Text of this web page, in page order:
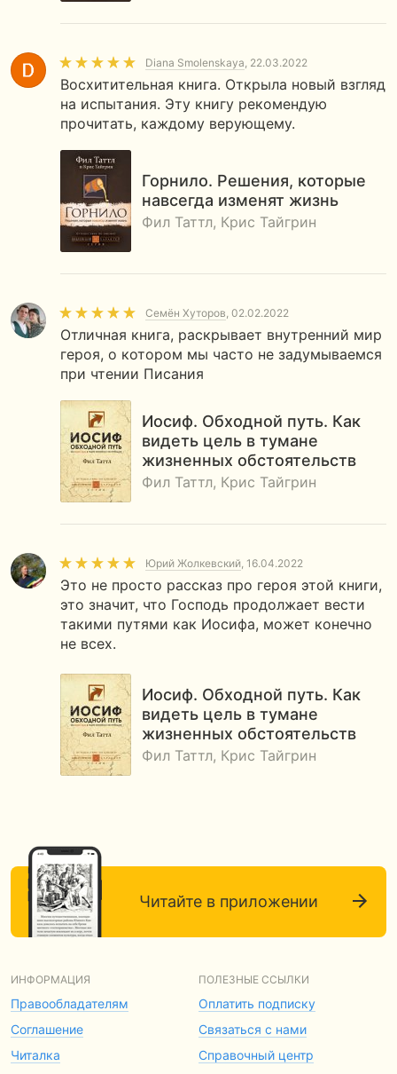
Diana Smolenskaya, 22.03.2022
Восхитительная книга. Открыла новый взгляд
на испытания. Эту книгу рекомендую
прочитать, каждому верующему.
Горнило. Решения, которые
навсегда изменят жизнь
Фил Таттл, Крис Тайгрин
Семён Хуторов, 02.02.2022
Отличная книга, раскрывает внутренний мир
героя, о котором мы часто не задумываемся
при чтении Писания
Иосиф. Обходной путь. Как
видеть цель в тумане
жизненных обстоятельств
Фил Таттл, Крис Тайгрин
Юрий Жолкевский, 16.04.2022
Это не просто рассказ про героя этой книги,
это значит, что Господь продолжает вести
такими путями как Иосифа, может конечно
не всех.
Иосиф. Обходной путь. Как
видеть цель в тумане
жизненных обстоятельств
Фил Таттл, Крис Тайгрин
Читайте в приложении
ИНФОРМАЦИЯ
Правообладателям
Соглашение
Читалка
ПОЛЕЗНЫЕ ССЫЛКИ
Оплатить подписку
Связаться с нами
Справочный центр